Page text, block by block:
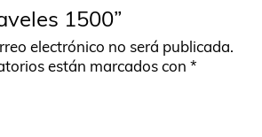
1500”
electrónico no será publicada.
están marcados con *